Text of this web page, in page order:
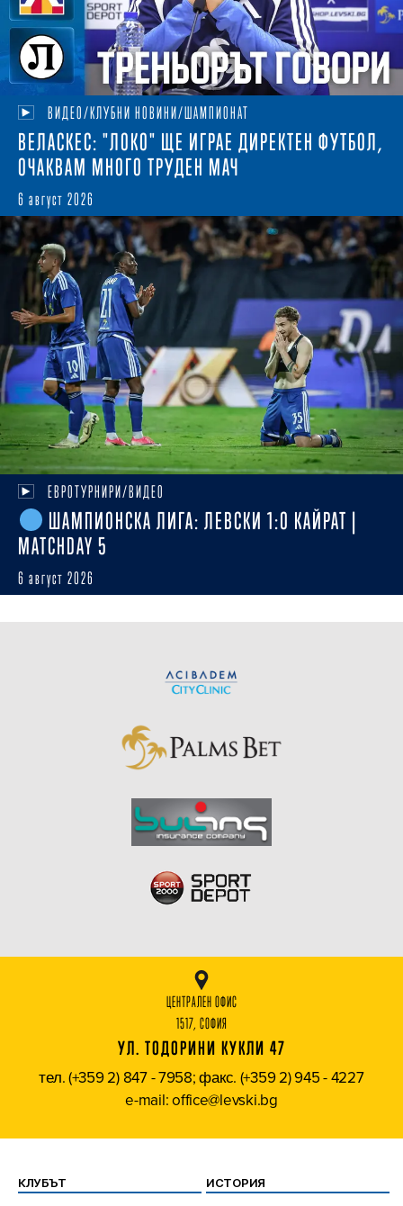
ВИДЕО/КЛУБНИ НОВИНИ/ШАМПИОНАТ
ВЕЛАСКЕС: "ЛОКО" ЩЕ ИГРАЕ ДИРЕКТЕН ФУТБОЛ,
ОЧАКВАМ МНОГО ТРУДЕН МАЧ
6 август 2026
ЕВРОТУРНИРИ/ВИДЕО
ШАМПИОНСКА ЛИГА: ЛЕВСКИ 1:0 КАЙРАТ |
MATCHDAY 5
6 август 2026
ЦЕНТРАЛЕН ОФИС
1517, СОФИЯ
УЛ. ТОДОРИНИ КУКЛИ 47
тел. (+359 2) 847 - 7958; факс. (+359 2) 945 - 4227
e-mail: office@levski.bg
КЛУБЪТ ИСТОРИЯ